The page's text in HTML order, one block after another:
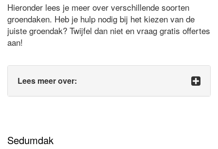
Hieronder lees je meer over verschillende soorten
groendaken. Heb je hulp nodig bij het kiezen van de
juiste groendak? Twijfel dan niet en vraag gratis offertes
aan!
Lees meer over:
Sedumdak